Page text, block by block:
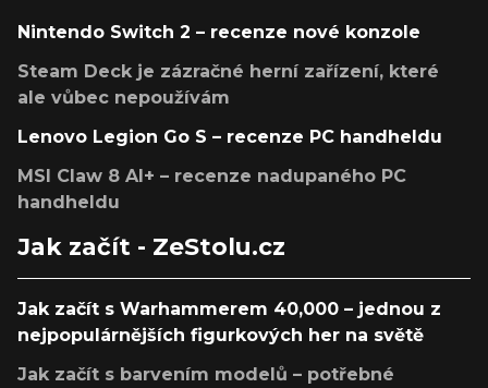
Nintendo Switch 2 – recenze nové konzole
Steam Deck je zázračné herní zařízení, které
ale vůbec nepoužívám
Lenovo Legion Go S – recenze PC handheldu
MSI Claw 8 AI+ – recenze nadupaného PC
handheldu
Jak začít - ZeStolu.cz
Jak začít s Warhammerem 40,000 – jednou z
nejpopulárnějších figurkových her na světě
Jak začít s barvením modelů – potřebné